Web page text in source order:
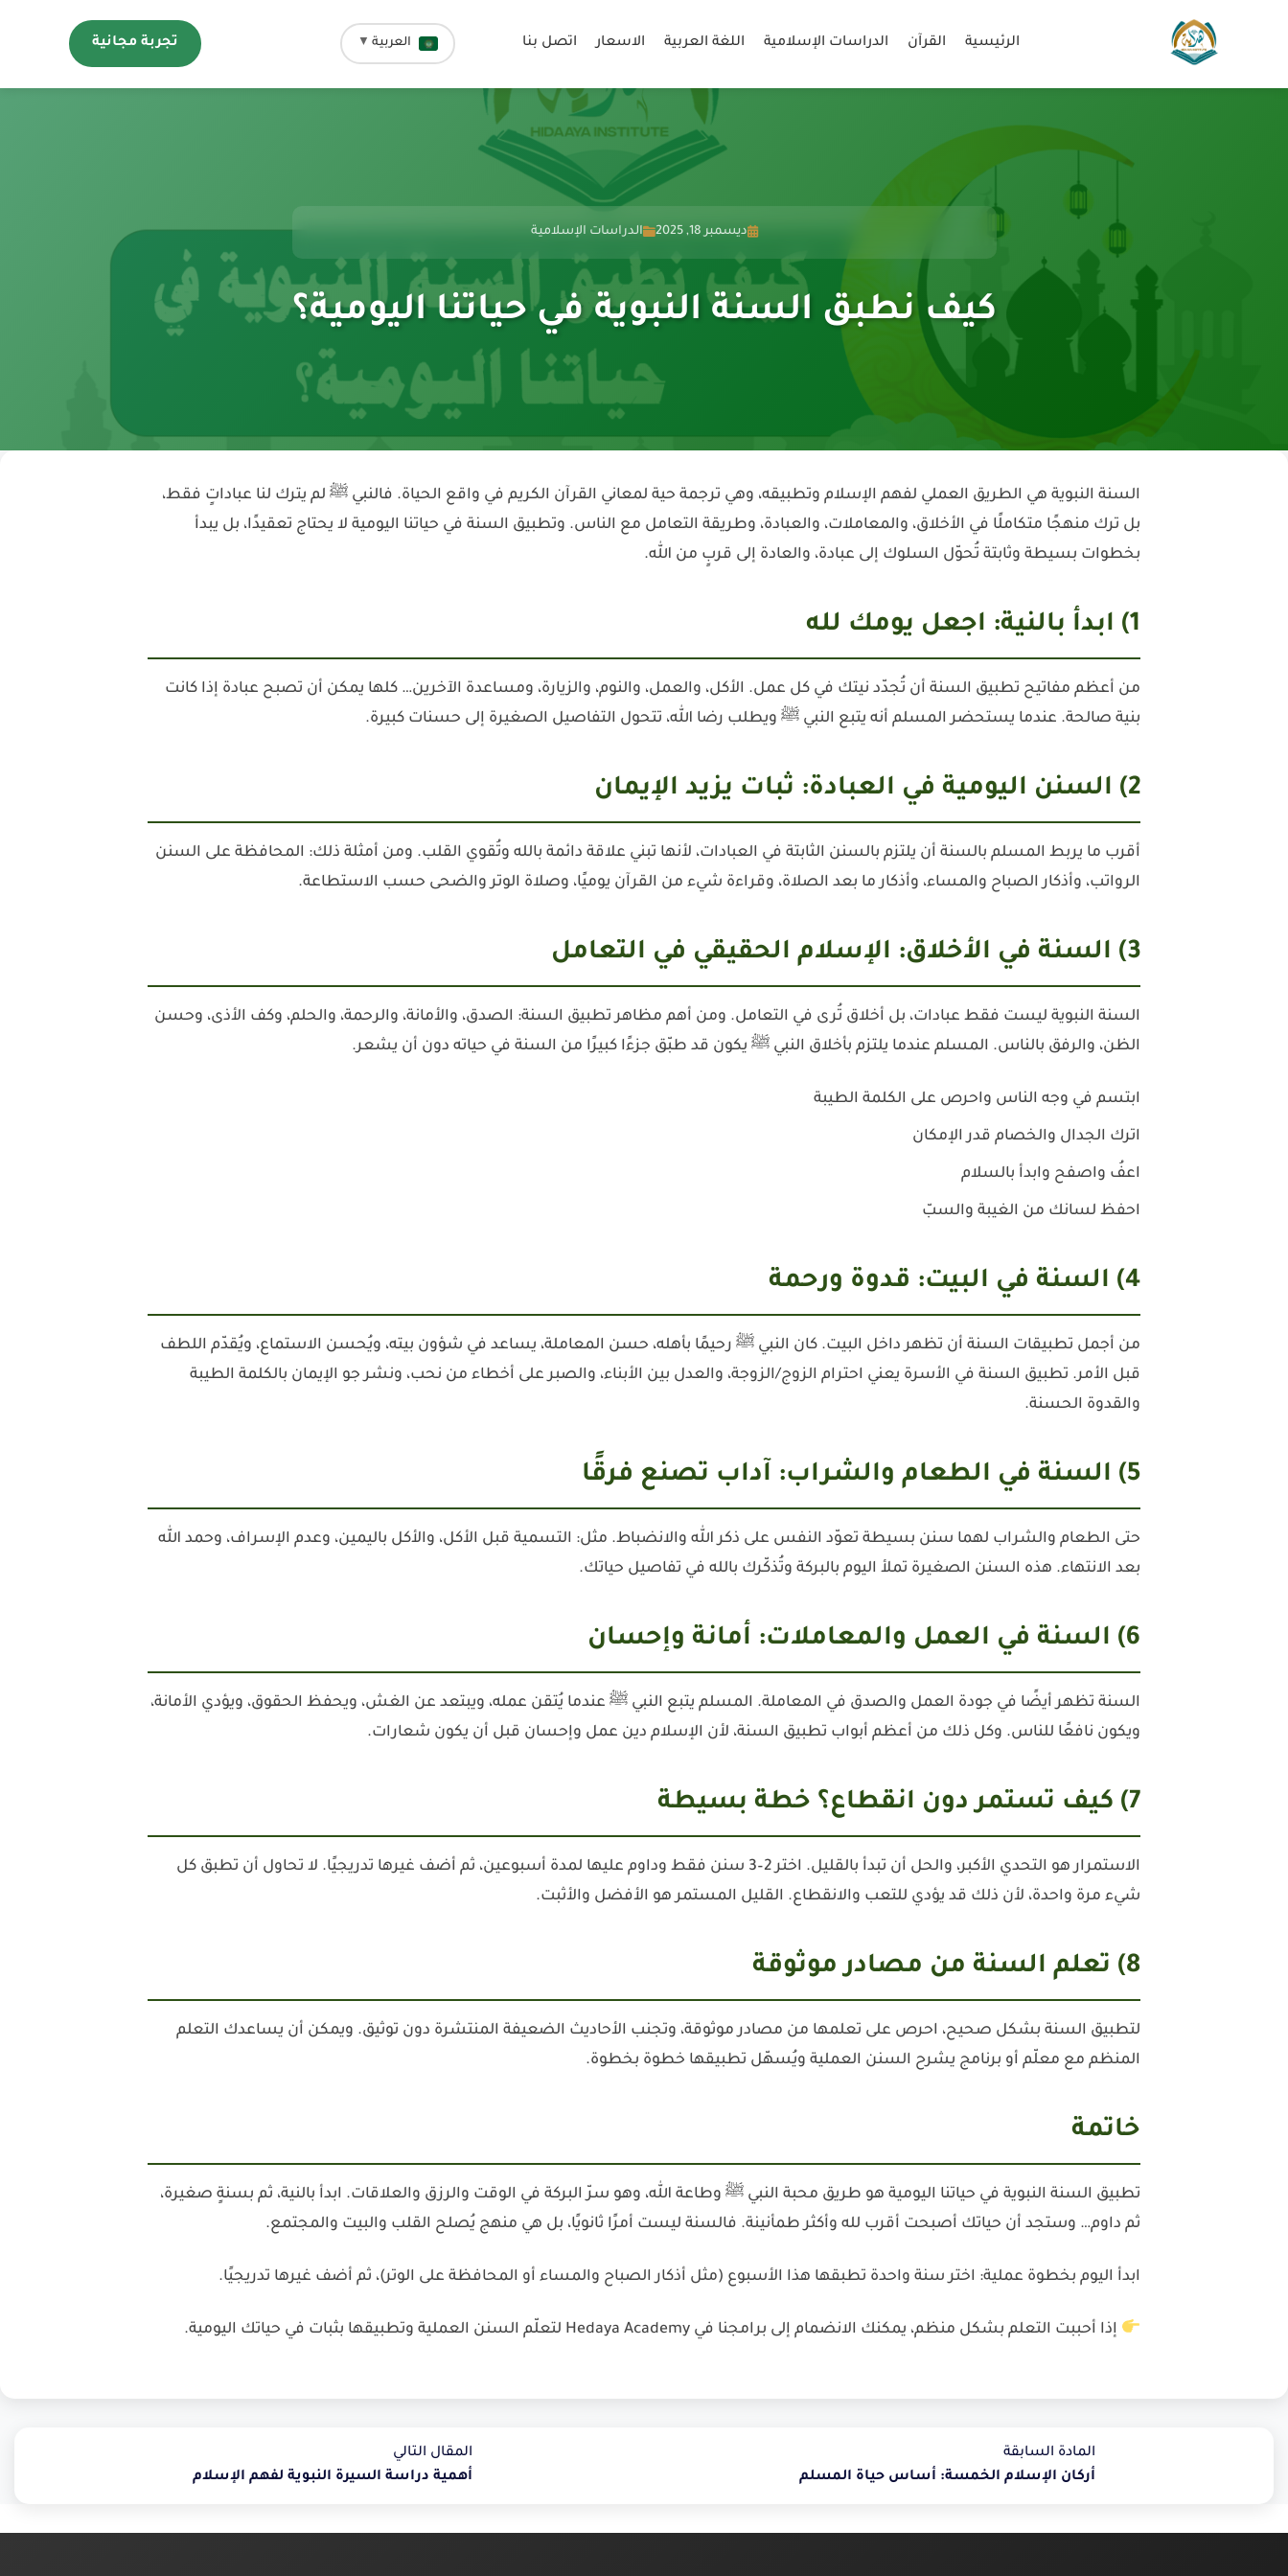
الرئيسية القرآن الدراسات الإسلامية اللغة العربية الاسعار اتصل بنا العربية ▼ تجربة مجانية
ديسمبر 18, 2025 الدراسات الإسلامية
كيف نطبق السنة النبوية في حياتنا اليومية؟
السنة النبوية هي الطريق العملي لفهم الإسلام وتطبيقه، وهي ترجمة حية لمعاني القرآن الكريم في واقع الحياة. فالنبي ﷺ لم يترك لنا عباداتٍ فقط،
بل ترك منهجًا متكاملًا في الأخلاق، والمعاملات، والعبادة، وطريقة التعامل مع الناس. وتطبيق السنة في حياتنا اليومية لا يحتاج تعقيدًا، بل يبدأ
بخطوات بسيطة وثابتة تُحوّل السلوك إلى عبادة، والعادة إلى قربٍ من الله.
1) ابدأ بالنية: اجعل يومك لله
من أعظم مفاتيح تطبيق السنة أن تُجدّد نيتك في كل عمل. الأكل، والعمل، والنوم، والزيارة، ومساعدة الآخرين… كلها يمكن أن تصبح عبادة إذا كانت
بنية صالحة. عندما يستحضر المسلم أنه يتبع النبي ﷺ ويطلب رضا الله، تتحول التفاصيل الصغيرة إلى حسنات كبيرة.
2) السنن اليومية في العبادة: ثبات يزيد الإيمان
أقرب ما يربط المسلم بالسنة أن يلتزم بالسنن الثابتة في العبادات، لأنها تبني علاقة دائمة بالله وتُقوي القلب. ومن أمثلة ذلك: المحافظة على السنن
الرواتب، وأذكار الصباح والمساء، وأذكار ما بعد الصلاة، وقراءة شيء من القرآن يوميًا، وصلاة الوتر والضحى حسب الاستطاعة.
3) السنة في الأخلاق: الإسلام الحقيقي في التعامل
السنة النبوية ليست فقط عبادات، بل أخلاق تُرى في التعامل. ومن أهم مظاهر تطبيق السنة: الصدق، والأمانة، والرحمة، والحلم، وكف الأذى، وحسن
الظن، والرفق بالناس. المسلم عندما يلتزم بأخلاق النبي ﷺ يكون قد طبّق جزءًا كبيرًا من السنة في حياته دون أن يشعر.
ابتسم في وجه الناس واحرص على الكلمة الطيبة
اترك الجدال والخصام قدر الإمكان
اعفُ واصفح وابدأ بالسلام
احفظ لسانك من الغيبة والسبّ
4) السنة في البيت: قدوة ورحمة
من أجمل تطبيقات السنة أن تظهر داخل البيت. كان النبي ﷺ رحيمًا بأهله، حسن المعاملة، يساعد في شؤون بيته، ويُحسن الاستماع، ويُقدّم اللطف
قبل الأمر. تطبيق السنة في الأسرة يعني احترام الزوج/الزوجة، والعدل بين الأبناء، والصبر على أخطاء من نحب، ونشر جو الإيمان بالكلمة الطيبة
والقدوة الحسنة.
5) السنة في الطعام والشراب: آداب تصنع فرقًا
حتى الطعام والشراب لهما سنن بسيطة تعوّد النفس على ذكر الله والانضباط. مثل: التسمية قبل الأكل، والأكل باليمين، وعدم الإسراف، وحمد الله
بعد الانتهاء. هذه السنن الصغيرة تملأ اليوم بالبركة وتُذكّرك بالله في تفاصيل حياتك.
6) السنة في العمل والمعاملات: أمانة وإحسان
السنة تظهر أيضًا في جودة العمل والصدق في المعاملة. المسلم يتبع النبي ﷺ عندما يُتقن عمله، ويبتعد عن الغش، ويحفظ الحقوق، ويؤدي الأمانة،
ويكون نافعًا للناس. وكل ذلك من أعظم أبواب تطبيق السنة، لأن الإسلام دين عمل وإحسان قبل أن يكون شعارات.
7) كيف تستمر دون انقطاع؟ خطة بسيطة
الاستمرار هو التحدي الأكبر، والحل أن تبدأ بالقليل. اختر 2–3 سنن فقط وداوم عليها لمدة أسبوعين، ثم أضف غيرها تدريجيًا. لا تحاول أن تطبق كل
شيء مرة واحدة، لأن ذلك قد يؤدي للتعب والانقطاع. القليل المستمر هو الأفضل والأثبت.
8) تعلم السنة من مصادر موثوقة
لتطبيق السنة بشكل صحيح، احرص على تعلمها من مصادر موثوقة، وتجنب الأحاديث الضعيفة المنتشرة دون توثيق. ويمكن أن يساعدك التعلم
المنظم مع معلّم أو برنامج يشرح السنن العملية ويُسهّل تطبيقها خطوة بخطوة.
خاتمة
تطبيق السنة النبوية في حياتنا اليومية هو طريق محبة النبي ﷺ وطاعة الله، وهو سرّ البركة في الوقت والرزق والعلاقات. ابدأ بالنية، ثم بسنةٍ صغيرة،
ثم داوم… وستجد أن حياتك أصبحت أقرب لله وأكثر طمأنينة. فالسنة ليست أمرًا ثانويًا، بل هي منهج يُصلح القلب والبيت والمجتمع.
ابدأ اليوم بخطوة عملية: اختر سنة واحدة تطبقها هذا الأسبوع (مثل أذكار الصباح والمساء أو المحافظة على الوتر)، ثم أضف غيرها تدريجيًا.
إذا أحببت التعلم بشكل منظم، يمكنك الانضمام إلى برامجنا فيHedaya Academy لتعلّم السنن العملية وتطبيقها بثبات في حياتك اليومية.
المادة السابقة
أركان الإسلام الخمسة: أساس حياة المسلم
المقال التالي
أهمية دراسة السيرة النبوية لفهم الإسلام